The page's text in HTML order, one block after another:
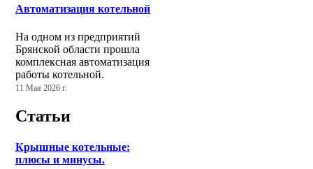
Автоматизация котельной
На одном из предприятий
Брянской области прошла
комплексная автоматизация
работы котельной.
11 Мая 2026 г.
Статьи
Крышные котельные:
плюсы и минусы.